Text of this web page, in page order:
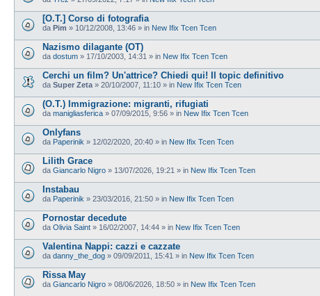
[O.T.] Corso di fotografia
da Pim » 10/12/2008, 13:46 » in New Ifix Tcen Tcen
Nazismo dilagante (OT)
da dostum » 17/10/2003, 14:31 » in New Ifix Tcen Tcen
Cerchi un film? Un'attrice? Chiedi qui! Il topic definitivo
da Super Zeta » 20/10/2007, 11:10 » in New Ifix Tcen Tcen
(O.T.) Immigrazione: migranti, rifugiati
da manigliasferica » 07/09/2015, 9:56 » in New Ifix Tcen Tcen
Onlyfans
da Paperinik » 12/02/2020, 20:40 » in New Ifix Tcen Tcen
Lilith Grace
da Giancarlo Nigro » 13/07/2026, 19:21 » in New Ifix Tcen Tcen
Instabau
da Paperinik » 23/03/2016, 21:50 » in New Ifix Tcen Tcen
Pornostar decedute
da Olivia Saint » 16/02/2007, 14:44 » in New Ifix Tcen Tcen
Valentina Nappi: cazzi e cazzate
da danny_the_dog » 09/09/2011, 15:41 » in New Ifix Tcen Tcen
Rissa May
da Giancarlo Nigro » 08/06/2026, 18:50 » in New Ifix Tcen Tcen